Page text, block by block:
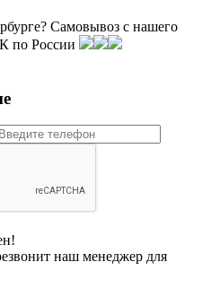
Самовывоз с нашего
по России
наш менеджер для